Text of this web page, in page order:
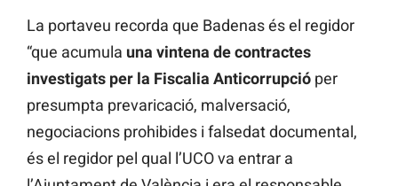
La portaveu recorda que Badenas és el regidor
“que acumula una vintena de contractes
investigats per la Fiscalia Anticorrupció per
presumpta prevaricació, malversació,
negociacions prohibides i falsedat documental,
és el regidor pel qual l’UCO va entrar a